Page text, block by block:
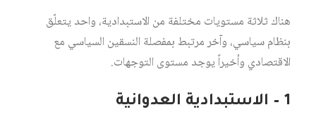
هناك ثلاثة مستويات مختلفة من الاستبدادية، واحد يتعلّق
بنظام سياسي، وآخر مرتبط بمفصلة النسقين السياسي مع
الاقتصادي وأخيراً يوجد مستوى التوجهات.
1 – الاستبدادية العدوانية